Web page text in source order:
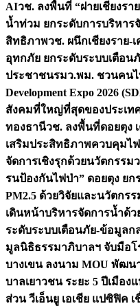
AIวช. ลงพื้นที่ “ฝายเชียงร
น้ำท่วม ยกระดับการบริหาร
สิทธิภาพวช. ผนึกเชียงราย-
อุทกภัย ยกระดับระบบเตือน
ประชาชนรมว.พม. ชวนคนไ
Development Expo 2026
สังคมที่ใหญ่ที่สุดของประเท
ทองธานีวช. ลงพื้นที่ดอยตุง
เสริมประสิทธิภาพควบคุมไ
จัดการเชิงรุกด้วยนวัตกรรม
รนป้องกันไฟป่า” ดอยตุง ย
PM2.5 ด้วยวิจัยและนวัตกรร
เดินหน้าบริหารจัดการน้ำด้
ระดับระบบเตือนภัย-ข้อมูลก
มูลนิธิธรรมาภิบาลฯ จับมือ
บางเขน ลงนาม MOU พัฒ
บาลเยาวชน ระยะ 5 ปีเมือง
ส่วน วีเอ็นยู เอเชีย แปซิฟิค